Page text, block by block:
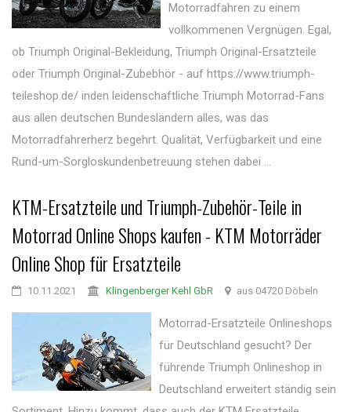
Motorradfahren zu einem
vollkommenen Vergnügen. Egal,
ob Triumph Original-Bekleidung, Triumph Original-Ersatzteile
oder Triumph Original-Zubebhör - auf https://www.triumph-
teileshop.de/ inden leidenschaftliche Triumph Motorrad-Fans
aus allen deutschen Bundesländern alles, was das
Motorradfahrerherz begehrt. Qualität, Verfügbarkeit und eine
Rund-um-Sorgloskundenbetreuung stehen dabei ...
KTM-Ersatzteile und Triumph-Zubehör-Teile in
Motorrad Online Shops kaufen - KTM Motorräder
Online Shop für Ersatzteile
10.11.2021 Klingenberger Kehl GbR aus 04720 Döbeln
Motorrad-Ersatzteile Onlineshops
für Deutschland gesucht? Der
führende Triumph Onlineshop in
Deutschland erweitert ständig sein